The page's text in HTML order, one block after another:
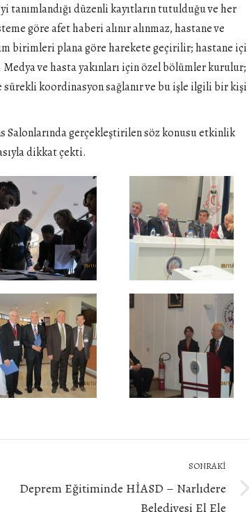
düzenli kayıtların tutulduğu ve her
göre afet haberi alınır alınmaz, hastane ve
birimleri plana göre harekete geçirilir; hastane içi
ve hasta yakınları için özel bölümler kurulur;
koordinasyon sağlanır ve bu işle ilgili bir kişi
gerçekleştirilen söz konusu etkinlik
dikkat çekti.
SONRAKI
Deprem Eğitiminde HİASD – Narlıdere
Belediyesi El Ele